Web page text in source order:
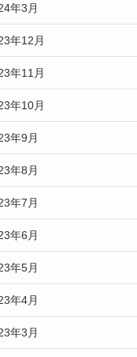
年3月
年12月
年11月
年10月
年9月
年8月
年7月
年6月
年5月
年4月
年3月